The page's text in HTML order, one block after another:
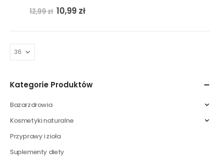
12,99zł Pierwotna
cena
12,99 zł.
10,99 złAktualna
10,99 zł.
Kategorie Produktów
Bazarzdrowia
Kosmetyki naturalne
Przyprawy i zioła
Suplementy diety